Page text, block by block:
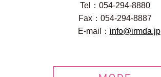
Tel：054-294-8880
Fax：054-294-8887
E-mail： info@irmda.jp